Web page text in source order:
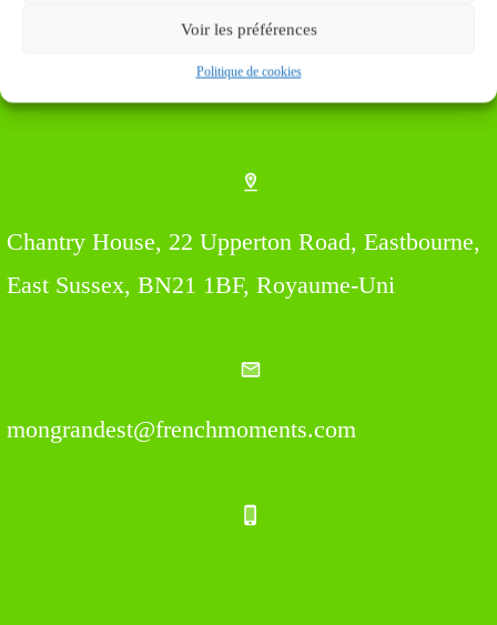
Voir les préférences
Politique de cookies
Chantry House, 22 Upperton Road, Eastbourne,
East Sussex, BN21 1BF, Royaume-Uni
mongrandest@frenchmoments.com